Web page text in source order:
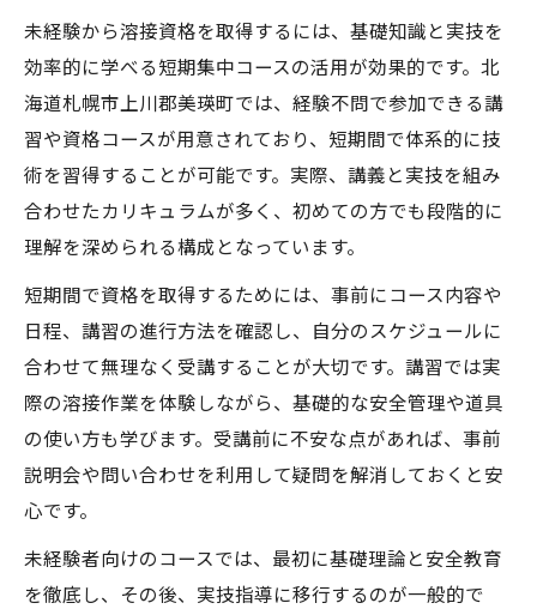
未経験から溶接資格を取得するには、基礎知識と実技を
効率的に学べる短期集中コースの活用が効果的です。北
海道札幌市上川郡美瑛町では、経験不問で参加できる講
習や資格コースが用意されており、短期間で体系的に技
術を習得することが可能です。実際、講義と実技を組み
合わせたカリキュラムが多く、初めての方でも段階的に
理解を深められる構成となっています。
短期間で資格を取得するためには、事前にコース内容や
日程、講習の進行方法を確認し、自分のスケジュールに
合わせて無理なく受講することが大切です。講習では実
際の溶接作業を体験しながら、基礎的な安全管理や道具
の使い方も学びます。受講前に不安な点があれば、事前
説明会や問い合わせを利用して疑問を解消しておくと安
心です。
未経験者向けのコースでは、最初に基礎理論と安全教育
を徹底し、その後、実技指導に移行するのが一般的で